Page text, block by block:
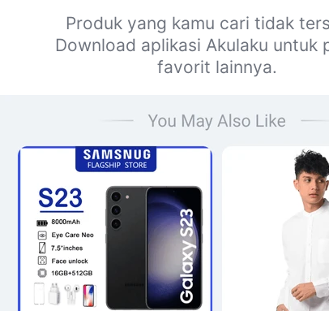
Produk yang kamu cari tidak
Download aplikasi Akulaku untuk
favorit lainnya.